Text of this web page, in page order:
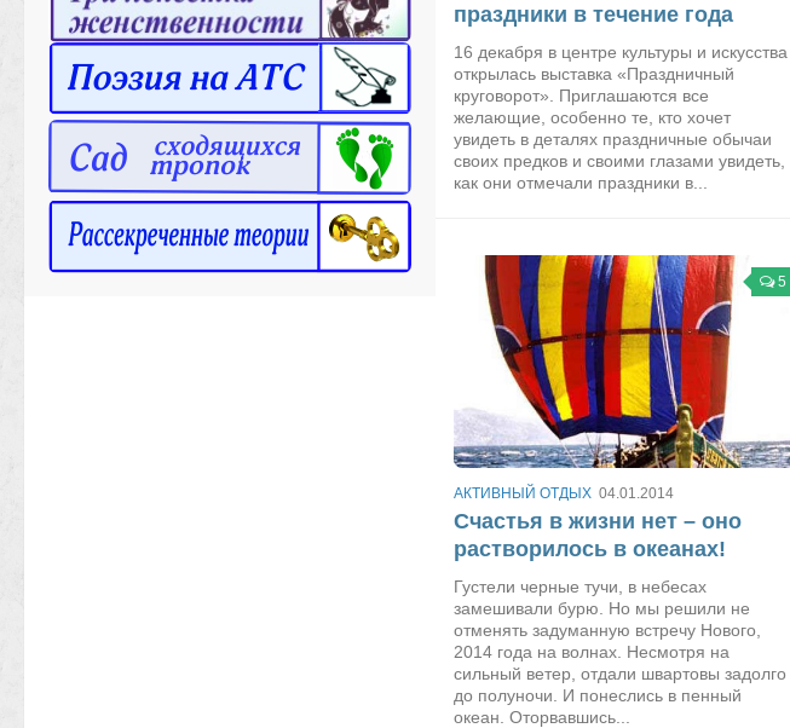
праздники в течение года
16 декабря в центре культуры и искусства
открылась выставка «Праздничный
круговорот». Приглашаются все
желающие, особенно те, кто хочет
увидеть в деталях праздничные обычаи
своих предков и своими глазами увидеть,
как они отмечали праздники в...
5
АКТИВНЫЙ ОТДЫХ 04.01.2014
Счастья в жизни нет – оно
растворилось в океанах!
Густели черные тучи, в небесах
замешивали бурю. Но мы решили не
отменять задуманную встречу Нового,
2014 года на волнах. Несмотря на
сильный ветер, отдали швартовы задолго
до полуночи. И понеслись в пенный
океан. Оторвавшись...